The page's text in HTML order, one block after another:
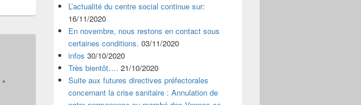
*
L’actualité du centre social continue sur:
16/11/2020
En novembre, nous restons en contact sous
certaines conditions. 03/11/2020
infos 30/10/2020
Très bientôt…. 21/10/2020
Suite aux futures directives préfectorales
concernant la crise sanitaire : Annulation de